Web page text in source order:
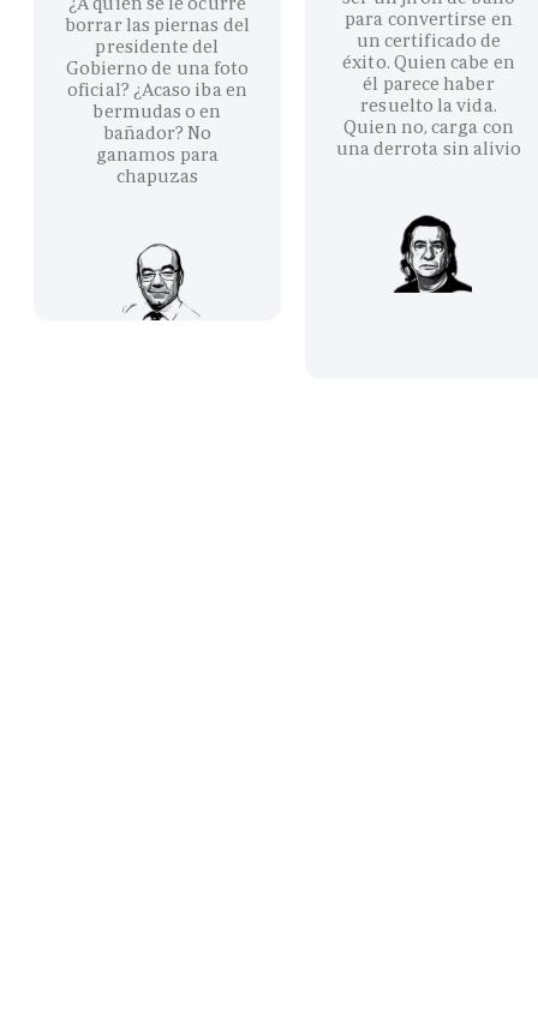
borrar las piernas del
presidente del
Gobierno de una foto
oficial? ¿Acaso iba en
bermudas o en
bañador? No
ganamos para
chapuzas
para convertirse en
un certificado de
éxito. Quien cabe en
él parece haber
resuelto la vida.
Quien no, carga con
una derrota sin alivio